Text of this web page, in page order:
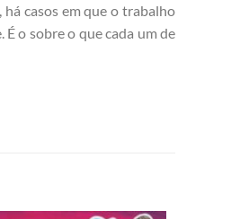
casos em que o trabalho
o sobre o que cada um de